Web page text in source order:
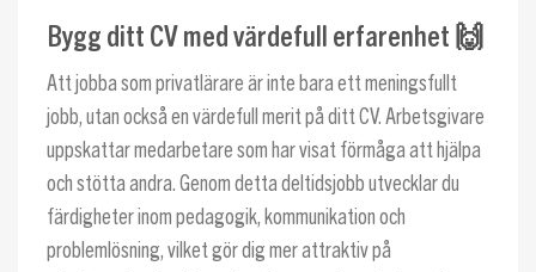
Bygg ditt CV med värdefull erfarenhet 🙌
Att jobba som privatlärare är inte bara ett meningsfullt
jobb, utan också en värdefull merit på ditt CV. Arbetsgivare
uppskattar medarbetare som har visat förmåga att hjälpa
och stötta andra. Genom detta deltidsjobb utvecklar du
färdigheter inom pedagogik, kommunikation och
problemlösning, vilket gör dig mer attraktiv på